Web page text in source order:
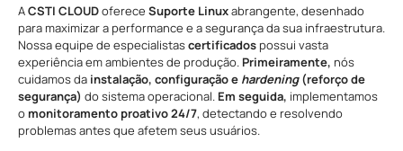
ACSTI CLOUDoferece Suporte Linuxabrangente, desenhado
para maximizar a performance e a segurança da sua infraestrutura.
Nossa equipe de especialistascertificados possui vasta
experiência em ambientes de produção. Primeiramente, nós
cuidamos da instalação, configuração e hardening(reforço de
segurança) do sistema operacional. Em seguida, implementamos
o monitoramento proativo 24/7, detectando e resolvendo
problemas antes que afetem seus usuários.